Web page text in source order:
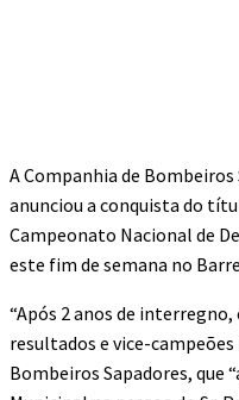
A Companhia de Bombeiros
anunciou a conquista do
Campeonato Nacional de
este fim de semana no
“Após 2 anos de
resultados e vice-
Bombeiros Sapadores, que